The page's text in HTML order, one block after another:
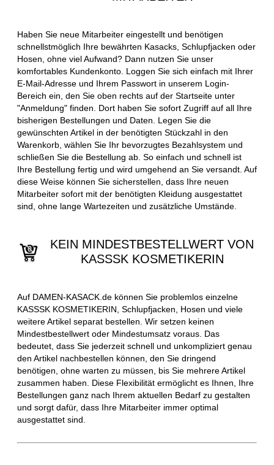
Haben Sie neue Mitarbeiter eingestellt und benötigen
schnellstmöglich Ihre bewährten Kasacks, Schlupfjacken oder
Hosen, ohne viel Aufwand? Dann nutzen Sie unser
komfortables Kundenkonto. Loggen Sie sich einfach mit Ihrer
E-Mail-Adresse und Ihrem Passwort in unserem Login-
Bereich ein, den Sie oben rechts auf der Startseite unter
"Anmeldung" finden. Dort haben Sie sofort Zugriff auf all Ihre
bisherigen Bestellungen und Daten. Legen Sie die
gewünschten Artikel in der benötigten Stückzahl in den
Warenkorb, wählen Sie Ihr bevorzugtes Bezahlsystem und
schließen Sie die Bestellung ab. So einfach und schnell ist
Ihre Bestellung fertig und wird umgehend an Sie versandt. Auf
diese Weise können Sie sicherstellen, dass Ihre neuen
Mitarbeiter sofort mit der benötigten Kleidung ausgestattet
sind, ohne lange Wartezeiten und zusätzliche Umstände.
KEIN MINDESTBESTELLWERT VON
KASSSK KOSMETIKERIN
Auf DAMEN-KASACK.de können Sie problemlos einzelne
KASSSK KOSMETIKERIN, Schlupfjacken, Hosen und viele
weitere Artikel separat bestellen. Wir setzen keinen
Mindestbestellwert oder Mindestumsatz voraus. Das
bedeutet, dass Sie jederzeit schnell und unkompliziert genau
den Artikel nachbestellen können, den Sie dringend
benötigen, ohne warten zu müssen, bis Sie mehrere Artikel
zusammen haben. Diese Flexibilität ermöglicht es Ihnen, Ihre
Bestellungen ganz nach Ihrem aktuellen Bedarf zu gestalten
und sorgt dafür, dass Ihre Mitarbeiter immer optimal
ausgestattet sind.